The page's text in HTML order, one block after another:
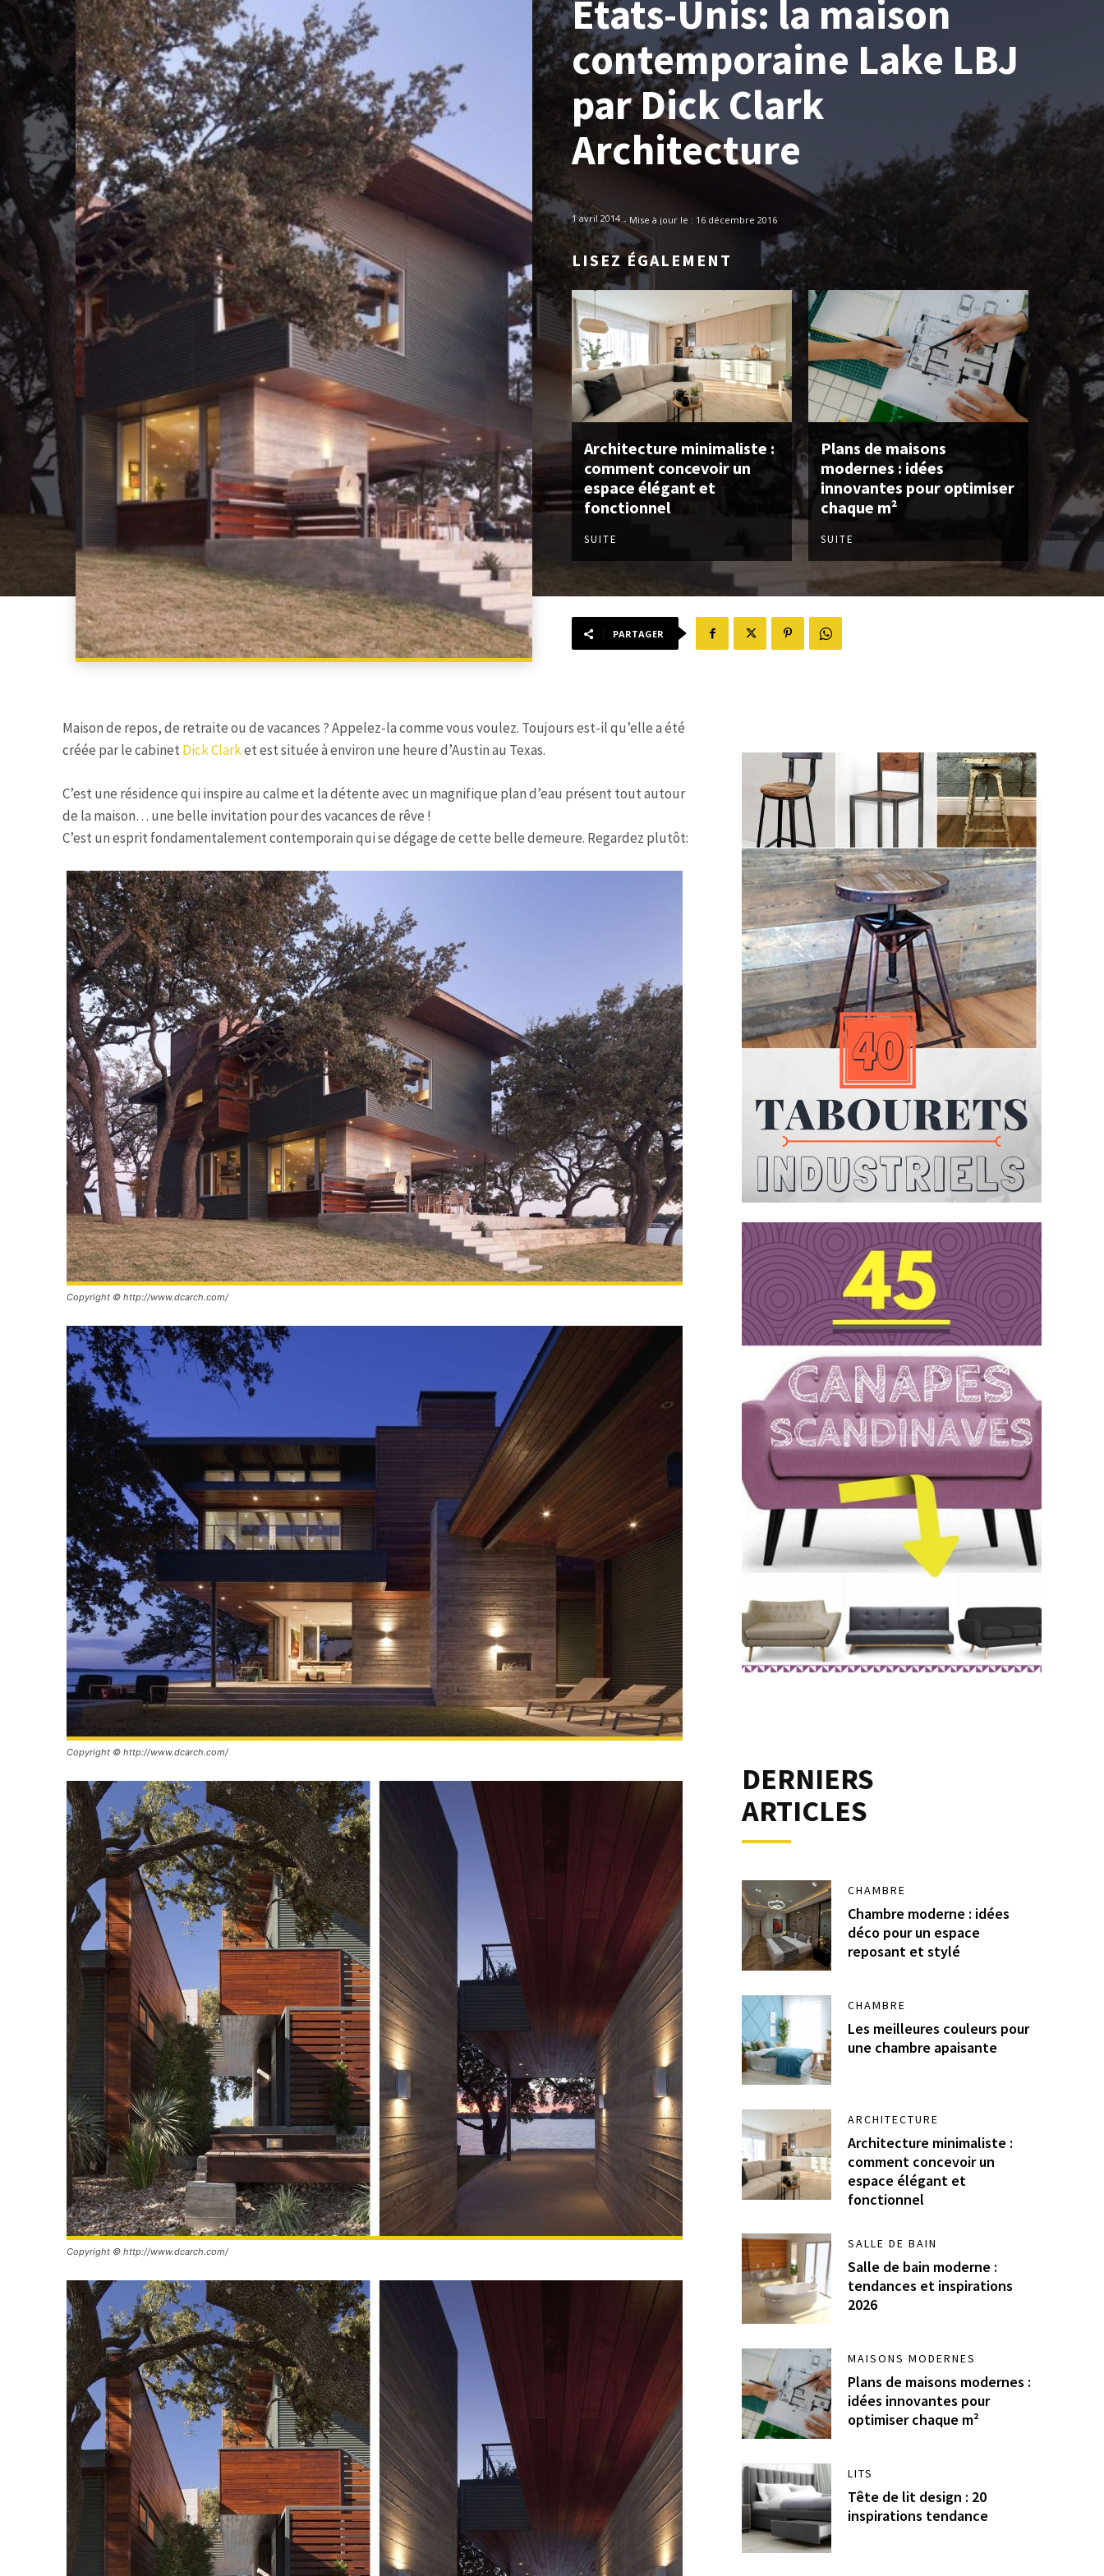
Etats-Unis: la maison
contemporaine Lake LBJ
par Dick Clark
Architecture
1 avril 2014 - Mise à jour le : 16 décembre 2016
LISEZ ÉGALEMENT
Architecture minimaliste :
comment concevoir un
espace élégant et
fonctionnel
SUITE
Plans de maisons
modernes : idées
innovantes pour optimiser
chaque m²
SUITE
PARTAGER
Maison de repos, de retraite ou de vacances ? Appelez-la comme vous voulez. Toujours est-il qu’elle a été
créée par le cabinet Dick Clarket est située à environ une heure d’Austin au Texas.
C’est une résidence qui inspire au calme et la détente avec un magnifique plan d’eau présent tout autour
de la maison… une belle invitation pour des vacances de rêve !
C’est un esprit fondamentalement contemporain qui se dégage de cette belle demeure. Regardez plutôt:
Copyright © http://www.dcarch.com/
Copyright © http://www.dcarch.com/
Copyright © http://www.dcarch.com/
DERNIERS
ARTICLES
CHAMBRE
Chambre moderne : idées
déco pour un espace
reposant et stylé
CHAMBRE
Les meilleures couleurs pour
une chambre apaisante
ARCHITECTURE
Architecture minimaliste :
comment concevoir un
espace élégant et
fonctionnel
SALLE DE BAIN
Salle de bain moderne :
tendances et inspirations
2026
MAISONS MODERNES
Plans de maisons modernes :
idées innovantes pour
optimiser chaque m²
LITS
Tête de lit design : 20
inspirations tendance